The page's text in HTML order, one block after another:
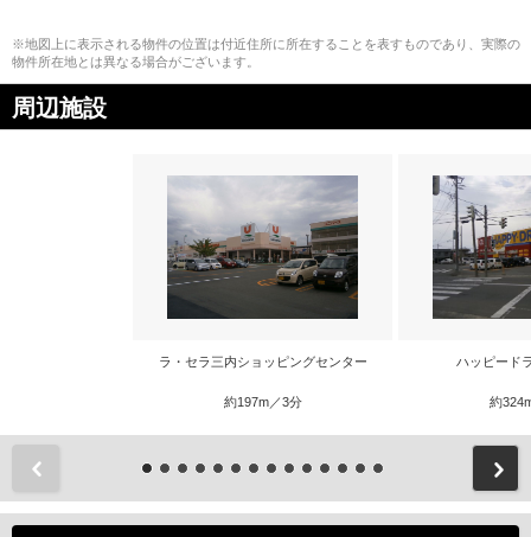
※地図上に表示される物件の位置は付近住所に所在することを表すものであり、実際の
物件所在地とは異なる場合がございます。
周辺施設
ラ・セラ三内ショッピングセンター
約197m／3分
ハッピード
約